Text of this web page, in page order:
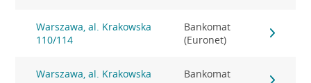
Warszawa, al. Krakowska
110/114
Bankomat
(Euronet)
Warszawa, al. Krakowska
Bankomat